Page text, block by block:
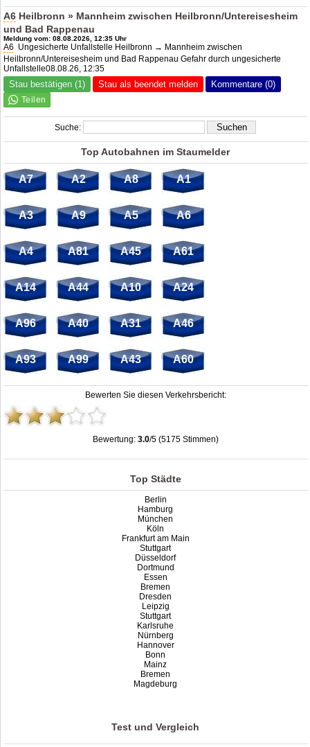
A6 Heilbronn » Mannheim zwischen Heilbronn/Untereisesheim
und Bad Rappenau
Meldung vom: 08.08.2026, 12:35 Uhr
A6 Ungesicherte Unfallstelle Heilbronn → Mannheim zwischen
Heilbronn/Untereisesheim und Bad Rappenau Gefahr durch ungesicherte
Unfallstelle08.08.26, 12:35
Stau bestätigen (1) Stau als beendet melden Kommentare (0)
Suche:
Top Autobahnen im Staumelder
A7 A2 A8 A1
A3 A9 A5 A6
A4 A81 A45 A61
A14 A44 A10 A24
A96 A40 A31 A46
A93 A99 A43 A60
Bewerten Sie diesen Verkehrsbericht:
Bewertung: 3.0/5 (5175 Stimmen)
Stau.info | Staumelder & Verkehrsinformationen | Stau aktuell ,3.0out of5based
Top Städte
Berlin
Hamburg
München
Köln
Frankfurt am Main
Stuttgart
Düsseldorf
Dortmund
Essen
Bremen
Dresden
Leipzig
Stuttgart
Karlsruhe
Nürnberg
Hannover
Bonn
Mainz
Bremen
Magdeburg
Test und Vergleich